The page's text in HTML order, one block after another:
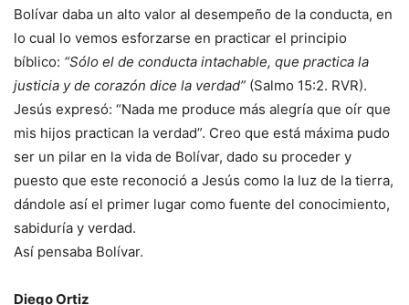
Bolívar daba un alto valor al desempeño de la conducta, en
lo cual lo vemos esforzarse en practicar el principio
bíblico: “Sólo el de conducta intachable, que practica la
justicia y de corazón dice la verdad” (Salmo 15:2. RVR).
Jesús expresó: “Nada me produce más alegría que oír que
mis hijos practican la verdad”. Creo que está máxima pudo
ser un pilar en la vida de Bolívar, dado su proceder y
puesto que este reconoció a Jesús como la luz de la tierra,
dándole así el primer lugar como fuente del conocimiento,
sabiduría y verdad.
Así pensaba Bolívar.
Diego Ortiz